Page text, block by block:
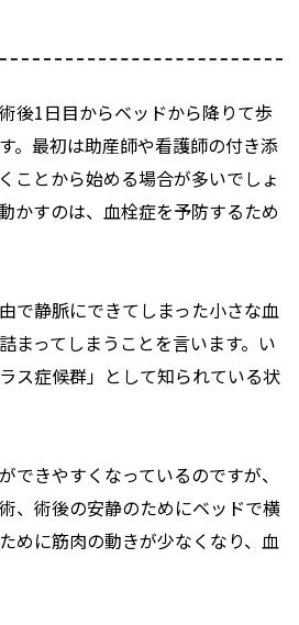
後1日目からベッドから降りて歩
。最初は助産師や看護師の付き添
ことから始める場合が多いでしょ
かすのは、血栓症を予防するため
で静脈にできてしまった小さな血
まってしまうことを言います。い
ス症候群」として知られている状
できやすくなっているのですが、
、術後の安静のためにベッドで横
めに筋肉の動きが少なくなり、血